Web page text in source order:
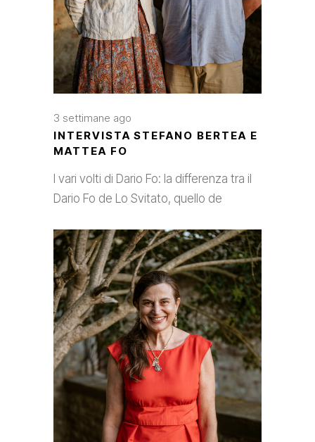
3 settimane ago
INTERVISTA STEFANO BERTEA E
MATTEA FO
I vari volti di Dario Fo: la differenza tra il
Dario Fo de Lo Svitato, quello de